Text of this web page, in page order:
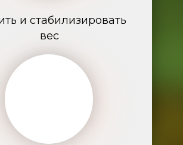
и стабилизировать
вес